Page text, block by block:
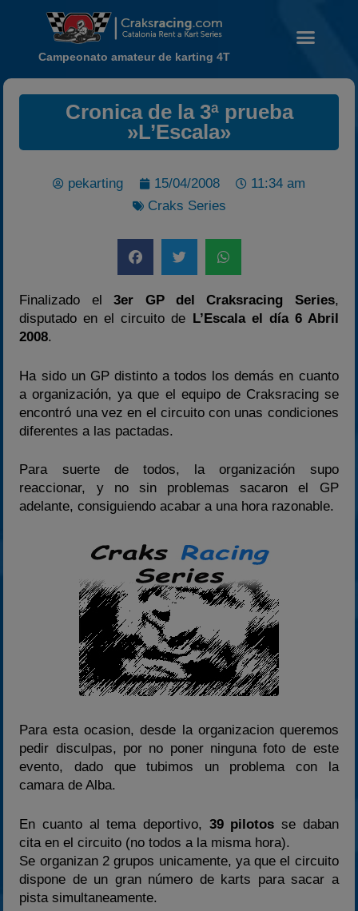
Noticias
Calendario
Campeonato
Temporada 2026
Temporadas anteriores
2023
2024
Preguntas Frecuentes
Campeonato amateur de karting 4T
Cronica de la 3ª prueba
»L’Escala»
pekarting 15/04/2008
11:34 am
Craks Series
Finalizado el3er GP del Craksracing Series,
disputado en el circuito de L’Escala el día 6 Abril
2008.
Ha sido un GP distinto a todos los demás en cuanto
a organización, ya que el equipo de Craksracing se
encontró una vez en el circuito con unas condiciones
diferentes a las pactadas.
Para suerte de todos, la organización supo
reaccionar, y no sin problemas sacaron el GP
adelante, consiguiendo acabar a una hora razonable.
Para esta ocasion, desde la organizacion queremos
pedir disculpas, por no poner ninguna foto de este
evento, dado que tubimos un problema con la
camara de Alba.
En cuanto al tema deportivo, 39 pilotos se daban
cita en el circuito (no todos a la misma hora).
Se organizan 2 grupos unicamente, ya que el circuito
dispone de un gran número de karts para sacar a
pista simultaneamente.